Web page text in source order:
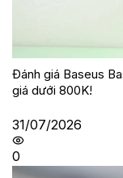
Đánh giá Baseus
giá dưới 800K!
31/07/2026
0